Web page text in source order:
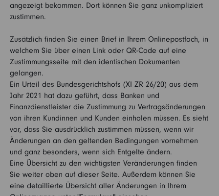
angezeigt bekommen. Dort können Sie ganz unkompliziert
zustimmen.
Zusätzlich finden Sie einen Brief in Ihrem Onlinepostfach, in
welchem Sie über einen Link oder QR-Code auf eine
Zustimmungsseite mit den identischen Dokumenten
gelangen.
Ein Urteil des Bundesgerichtshofs (XI ZR 26/20) aus dem
Jahr 2021 hat dazu geführt, dass Banken und
Finanzdienstleister die Zustimmung zu Vertragsänderungen
von ihren Kundinnen und Kunden einholen müssen. Es sieht
vor, dass Sie ausdrücklich zustimmen müssen, wenn wir
Änderungen an den geltenden Bedingungen vornehmen
und ganz besonders, wenn sich Entgelte ändern.
Eine Übersicht zu den wichtigsten Veränderungen finden
Sie weiter oben auf dieser Seite. Außerdem können Sie
eine detaillierte Übersicht aller Änderungen in Ihrem